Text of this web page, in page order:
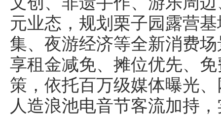
元业态，规划栗子园露营
集、夜游经济等全新消费
享租金减免、摊位优先、
策，依托百万级媒体曝光
人造浪池电音节客流加持